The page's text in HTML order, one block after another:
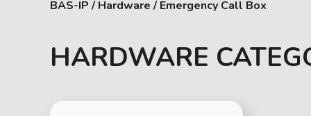
BAS-IP / Hardware / Emergency Call Box
HARDWARE